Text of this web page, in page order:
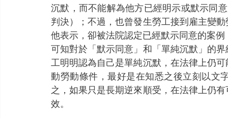
沉默，而不能解為他方已經明示或默示同
判決）；不過，也曾發生勞工接到雇主變
他表示，卻被法院認定已經默示同意的案
可知對於「默示同意」和「單純沉默」的
工明明認為自己是單純沉默，在法律上仍
動勞動條件，最好是在知悉之後立刻以文
之，如果只是長期逆來順受，在法律上仍
效。